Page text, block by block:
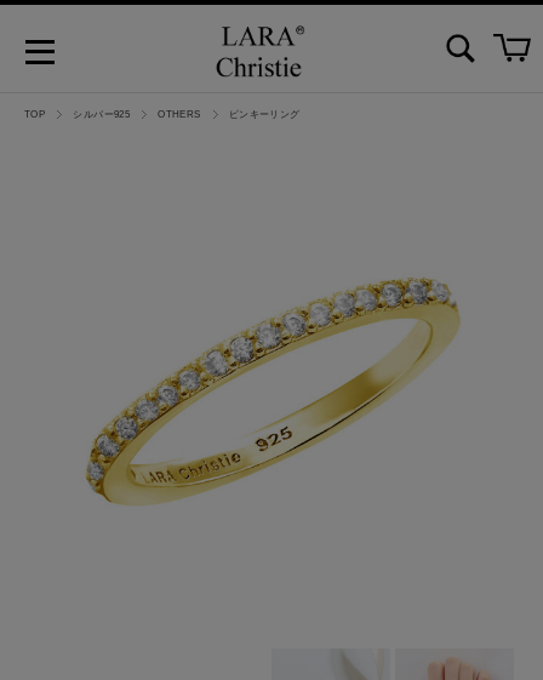
TOP シルバー925 OTHERS ピンキーリング